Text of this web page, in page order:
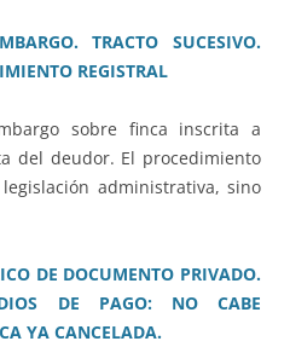
TRACTO SUCESIVO.
REGISTRAL
sobre finca inscrita a
del deudor. El procedimiento
administrativa, sino
DE DOCUMENTO PRIVADO.
DE PAGO: NO CABE
YA CANCELADA.